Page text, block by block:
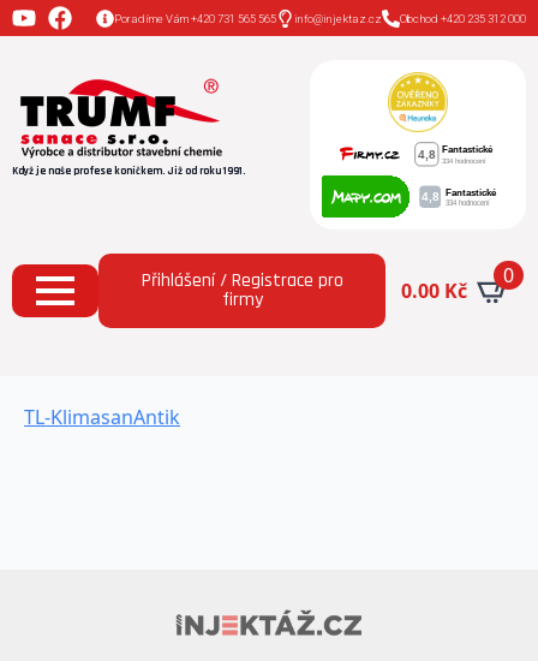
Poradíme Vám +420 731 565 565 info@injektaz.cz Obchod +420 235 312 000
Když je naše profese koníčkem. Již od roku 1991.
Přihlášení / Registrace pro
firmy 0.00 Kč
0
TL-KlimasanAntik